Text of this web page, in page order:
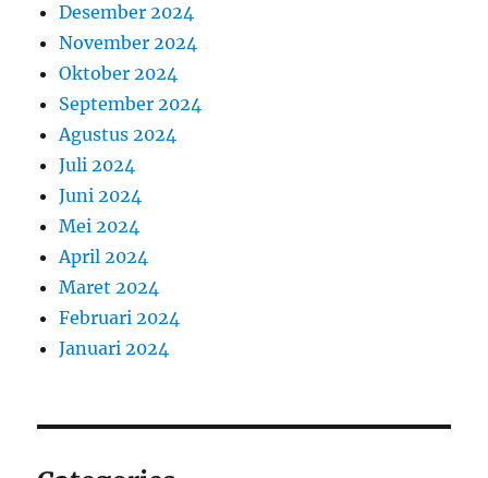
Desember 2024
November 2024
Oktober 2024
September 2024
Agustus 2024
Juli 2024
Juni 2024
Mei 2024
April 2024
Maret 2024
Februari 2024
Januari 2024